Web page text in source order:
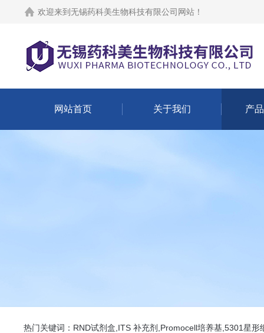
欢迎来到 无锡药科美生物科技有限公司网站 ！
网站首页 关于我们 产
热门关键词：RND试剂盒,ITS 补充剂,Promocell培养基,5301星形